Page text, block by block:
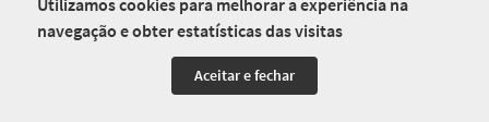
Utilizamos cookies para melhorar a experiência na
navegação e obter estatísticas das visitas
Aceitar e fechar